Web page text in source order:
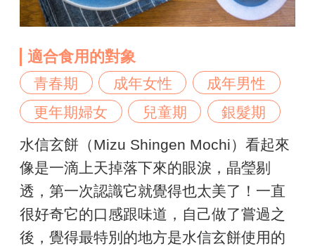
適合食用的對象
青春期 成年女性
成年男性
更年期婦女
兒童期 銀髮期
水信玄餅（Mizu Shingen Mochi）看起來
像是一滴上天掉落下來的眼淚，晶瑩剔
透，第一次認識它就覺得也太美了！一直
很好奇它的口感跟味道，自己做了嘗過之
後，覺得最特別的地方是水信玄餅使用的